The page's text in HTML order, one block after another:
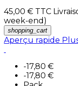
45,00 € TTC
week-end)
shopping_cart
Aperçu rapide
-17,80 €
-17,80 €